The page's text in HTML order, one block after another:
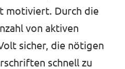
motiviert. Durch die
von aktiven
sicher, die nötigen
schnell zu